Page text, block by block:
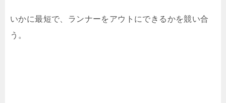
いかに最短で、ランナーをアウトにできるかを競い合
う。